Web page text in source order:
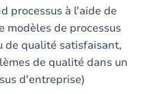
processus à l'aide de
modèles de processus
de qualité satisfaisant,
de qualité dans un
d'entreprise)